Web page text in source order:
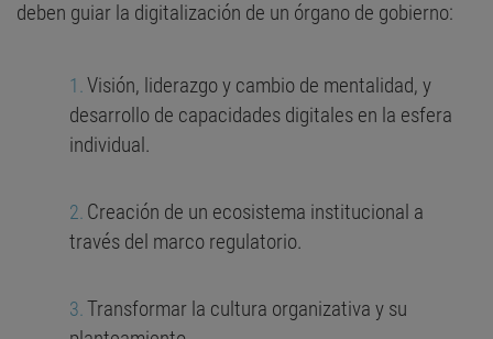
deben guiar la digitalización de un órgano de gobierno:
Visión, liderazgo y cambio de mentalidad, y
desarrollo de capacidades digitales en la esfera
individual.
Creación de un ecosistema institucional a
través del marco regulatorio.
Transformar la cultura organizativa y su